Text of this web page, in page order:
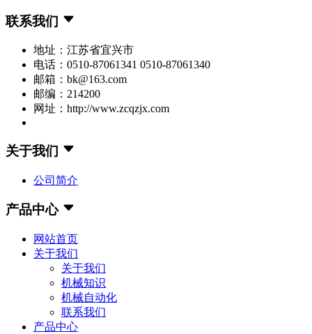
联系我们
地址：江苏省宜兴市
电话：0510-87061341 0510-87061340
邮箱：bk@163.com
邮编：214200
网址：http://www.zcqzjx.com
关于我们
公司简介
产品中心
网站首页
关于我们
关于我们
机械知识
机械自动化
联系我们
产品中心